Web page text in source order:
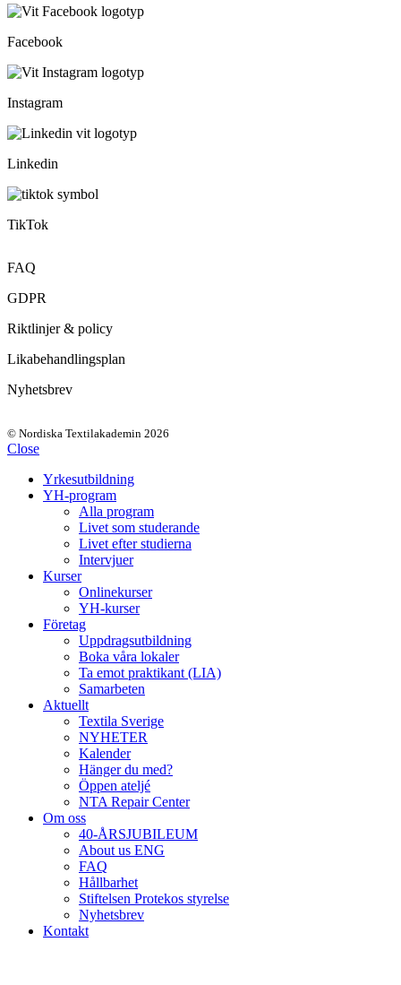
Facebook
Instagram
Linkedin
TikTok
FAQ
GDPR
Riktlinjer & policy
Likabehandlingsplan
Nyhetsbrev
© Nordiska Textilakademin 2026
Close
Yrkesutbildning
YH-program
Alla program
Livet som studerande
Livet efter studierna
Intervjuer
Kurser
Onlinekurser
YH-kurser
Företag
Uppdragsutbildning
Boka våra lokaler
Ta emot praktikant (LIA)
Samarbeten
Aktuellt
Textila Sverige
NYHETER
Kalender
Hänger du med?
Öppen ateljé
NTA Repair Center
Om oss
40-ÅRSJUBILEUM
About us ENG
FAQ
Hållbarhet
Stiftelsen Protekos styrelse
Nyhetsbrev
Kontakt